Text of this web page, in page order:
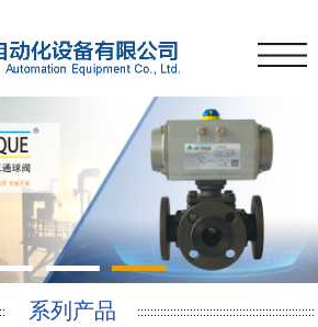
1 2 3
系列产品